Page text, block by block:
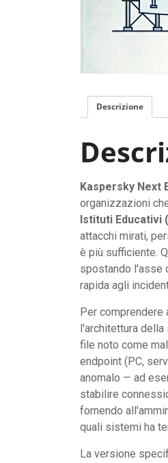
Descrizione
Kaspersky Next
organizzazioni
Istituti Educativi
attacchi mirati,
è più sufficiente.
spostando l'asse
rapida agli
Per
l'architettura
file noto come
endpoint (PC,
anomalo — ad
stabilire
fornendo
quali sistemi ha
La versione